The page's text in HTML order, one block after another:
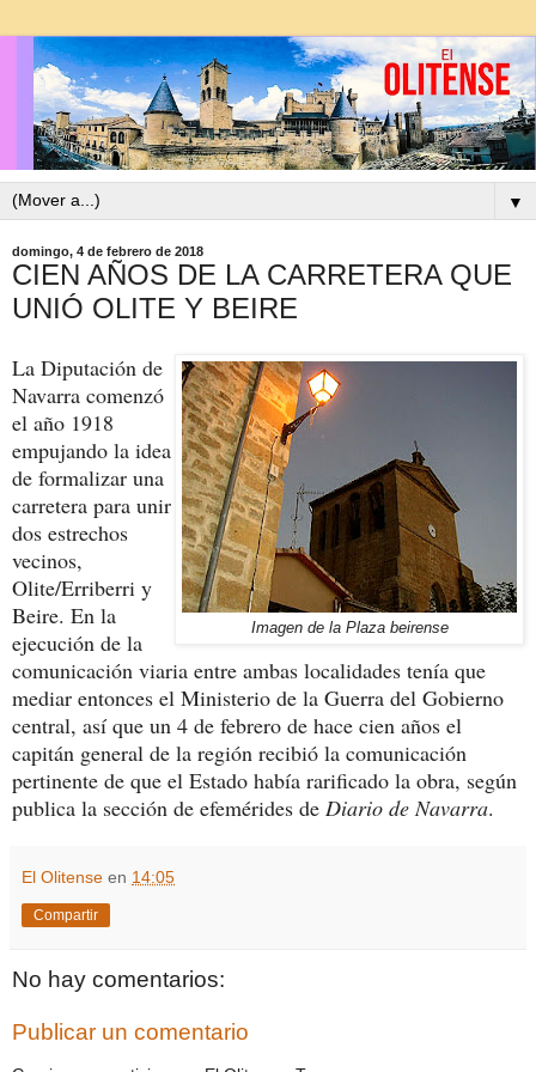
▼
domingo, 4 de febrero de 2018
CIEN AÑOS DE LA CARRETERA QUE
UNIÓ OLITE Y BEIRE
Imagen de la Plaza beirense
La Diputación de
Navarra comenzó
el año 1918
empujando la idea
de formalizar una
carretera para unir
dos estrechos
vecinos,
Olite/Erriberri y
Beire. En la
ejecución de la
comunicación viaria entre ambas localidades tenía que
mediar entonces el Ministerio de la Guerra del Gobierno
central, así que un 4 de febrero de hace cien años el
capitán general de la región recibió la comunicación
pertinente de que el Estado había rarificado la obra, según
publica la sección de efemérides de Diario de Navarra.
El Olitense en 14:05
Compartir
No hay comentarios:
Publicar un comentario